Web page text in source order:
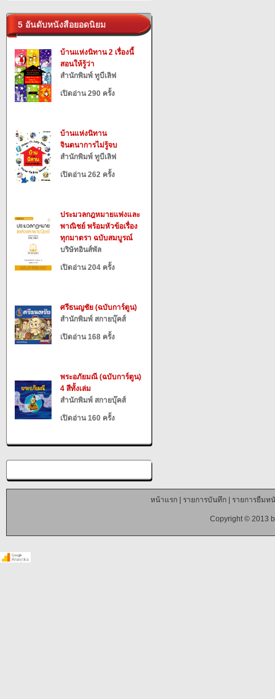
5 อันดับหนังสือยอดนิยม
บ้านแห่งนิทาน 2 เรื่องนี้
สอนให้รู้ว่า
สำนักพิมพ์ ทูบีเลิฟ
เปิดอ่าน 290 ครั้ง
บ้านแห่งนิทาน
จินตนาการไม่รู้จบ
สำนักพิมพ์ ทูบีเลิฟ
เปิดอ่าน 262 ครั้ง
ประมวลกฎหมายแพ่งและ
พาณิชย์ พร้อมหัวข้อเรื่อง
ทุกมาตรา ฉบับสมบูรณ์
บริษัทอินส์พัล
เปิดอ่าน 204 ครั้ง
ศรีธนญชัย (ฉบับการ์ตูน)
สำนักพิมพ์ สกายบุ๊คส์
เปิดอ่าน 168 ครั้ง
พระอภัยมณี (ฉบับการ์ตูน)
4 สีทั้งเล่ม
สำนักพิมพ์ สกายบุ๊คส์
เปิดอ่าน 160 ครั้ง
หน้าแรก| รายการบันทึก| รายการยืมห
Copyright © 2013